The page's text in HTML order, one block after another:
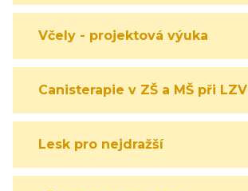
Včely - projektová výuka
Canisterapie v ZŠ a MŠ při LZV
Lesk pro nejdražší